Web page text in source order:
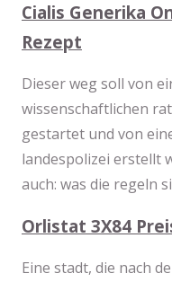
Cialis Generika
Rezept
Dieser weg soll von
wissenschaftlichen
gestartet und von
landespolizei erstellt
auch: was die regeln
Orlistat 3X84
Eine stadt, die nach